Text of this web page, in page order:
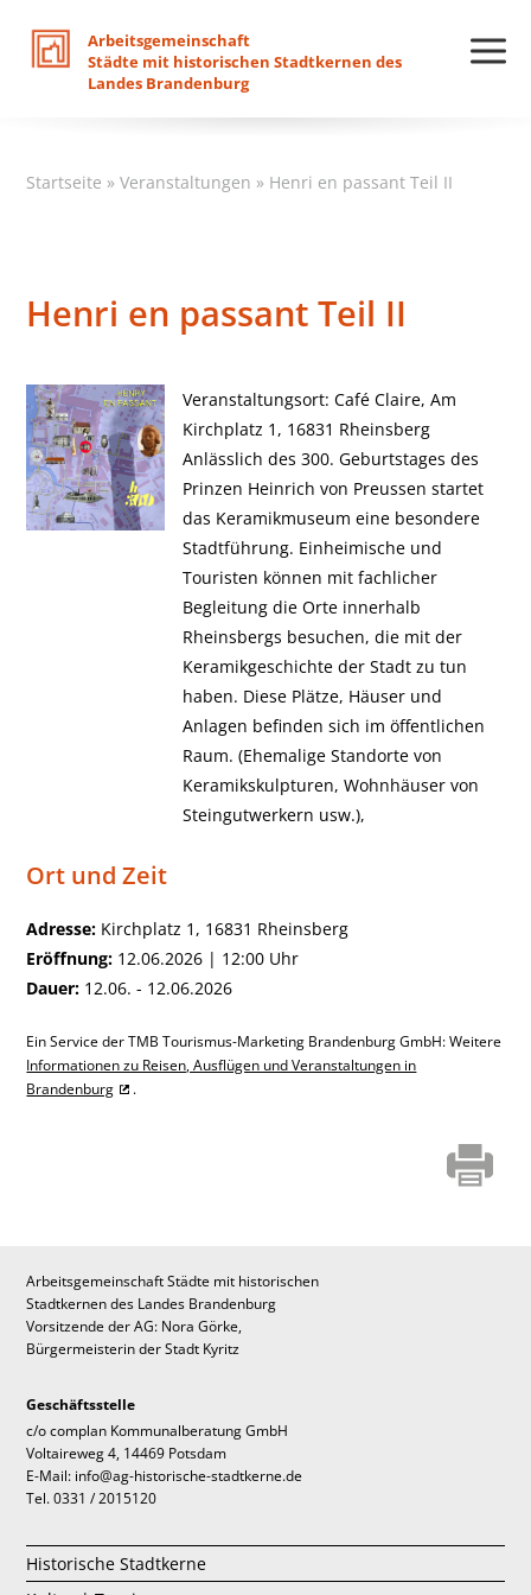
Arbeitsgemeinschaft
Städte mit historischen Stadtkernen des
Landes Brandenburg
Startseite »Veranstaltungen » Henri en passant Teil II
Henri en passant Teil II
Veranstaltungsort: Café Claire, Am
Kirchplatz 1, 16831 Rheinsberg
Anlässlich des 300. Geburtstages des
Prinzen Heinrich von Preussen startet
das Keramikmuseum eine besondere
Stadtführung. Einheimische und
Touristen können mit fachlicher
Begleitung die Orte innerhalb
Rheinsbergs besuchen, die mit der
Keramikgeschichte der Stadt zu tun
haben. Diese Plätze, Häuser und
Anlagen befinden sich im öffentlichen
Raum. (Ehemalige Standorte von
Keramikskulpturen, Wohnhäuser von
Steingutwerkern usw.),
Ort und Zeit
Adresse: Kirchplatz 1, 16831 Rheinsberg
Eröffnung: 12.06.2026 | 12:00 Uhr
Dauer: 12.06. - 12.06.2026
Ein Service der TMB Tourismus-Marketing Brandenburg GmbH: Weitere
Informationen zu Reisen, Ausflügen und Veranstaltungen in
Brandenburg
.
Arbeitsgemeinschaft Städte mit historischen
Stadtkernen des Landes Brandenburg
Vorsitzende der AG: Nora Görke,
Bürgermeisterin der Stadt Kyritz
Geschäftsstelle
c/o complan Kommunalberatung GmbH
Voltaireweg 4, 14469 Potsdam
E-Mail: info@ag-historische-stadtkerne.de
Tel. 0331 / 2015120
Historische Stadtkerne